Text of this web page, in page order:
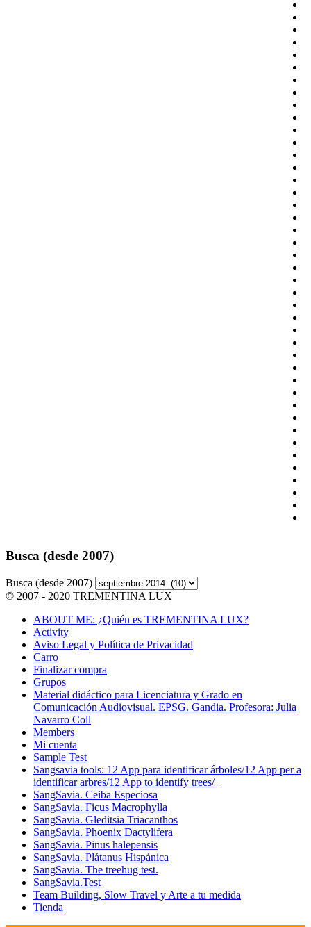
Busca (desde 2007)
Busca (desde 2007)
© 2007 - 2020 TREMENTINA LUX
ABOUT ME: ¿Quién es TREMENTINA LUX?
Activity
Aviso Legal y Política de Privacidad
Carro
Finalizar compra
Grupos
Material didáctico para Licenciatura y Grado en
Comunicación Audiovisual. EPSG. Gandia. Profesora: Julia
Navarro Coll
Members
Mi cuenta
Sample Test
Sangsavia tools: 12 App para identificar árboles/12 App per a
identificar arbres/12 App to identify trees/
SangSavia. Ceiba Especiosa
SangSavia. Ficus Macrophylla
SangSavia. Gleditsia Triacanthos
SangSavia. Phoenix Dactylifera
SangSavia. Pinus halepensis
SangSavia. Plátanus Hispánica
SangSavia. The treehug test.
SangSavia.Test
Team Building, Slow Travel y Arte a tu medida
Tienda